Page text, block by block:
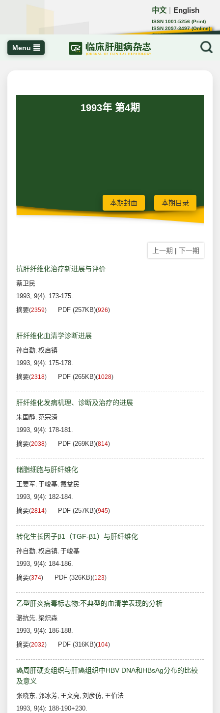
中文 English
ISSN 1001-5256 (Print)
ISSN 2097-3497 (Online)
CN 22-1108/R
Menu
1993年 第4期
本期封面 本期目录
上一期 | 下一期
抗肝纤维化治疗新进展与评价
蔡卫民
1993, 9(4): 173-175.
摘要(2359) PDF (257KB)(926)
肝纤维化血清学诊断进展
孙自勤, 权启镇
1993, 9(4): 175-178.
摘要(2318) PDF (265KB)(1028)
肝纤维化发病机理、诊断及治疗的进展
朱国静, 范宗滂
1993, 9(4): 178-181.
摘要(2038) PDF (269KB)(814)
储脂细胞与肝纤维化
王要军, 于峻基, 戴益民
1993, 9(4): 182-184.
摘要(2814) PDF (257KB)(945)
转化生长因子β1（TGF-β1）与肝纤维化
孙自勤, 权启镇, 于峻基
1993, 9(4): 184-186.
摘要(374) PDF (326KB)(123)
乙型肝炎病毒标志物:不典型的血清学表现的分析
骆抗先, 梁炽森
1993, 9(4): 186-188.
摘要(2032) PDF (316KB)(104)
癌周肝硬变组织与肝癌组织中HBV DNA和HBsAg分布的比较
及意义
张晓东, 郭冰芳, 王文亮, 刘彦仿, 王伯法
1993, 9(4): 188-190+230.